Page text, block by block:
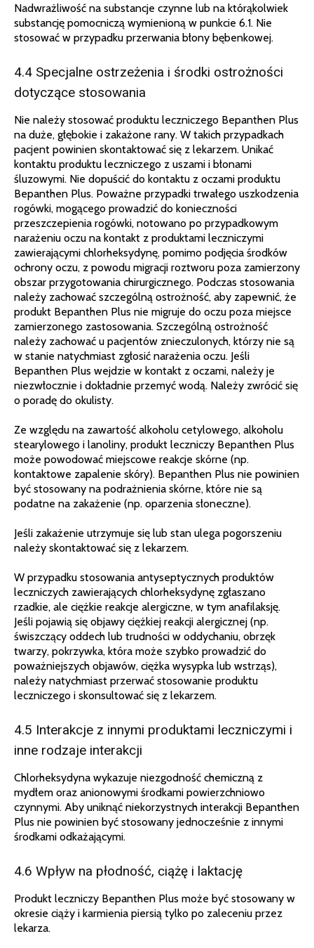
Nadwrażliwość na substancje czynne lub na którąkolwiek
substancję pomocniczą wymienioną w punkcie 6.1. Nie
stosować w przypadku przerwania błony bębenkowej.
4.4 Specjalne ostrzeżenia i środki ostrożności
dotyczące stosowania
Nie należy stosować produktu leczniczego Bepanthen Plus
na duże, głębokie i zakażone rany. W takich przypadkach
pacjent powinien skontaktować się z lekarzem. Unikać
kontaktu produktu leczniczego z uszami i błonami
śluzowymi. Nie dopuścić do kontaktu z oczami produktu
Bepanthen Plus. Poważne przypadki trwałego uszkodzenia
rogówki, mogącego prowadzić do konieczności
przeszczepienia rogówki, notowano po przypadkowym
narażeniu oczu na kontakt z produktami leczniczymi
zawierającymi chlorheksydynę, pomimo podjęcia środków
ochrony oczu, z powodu migracji roztworu poza zamierzony
obszar przygotowania chirurgicznego. Podczas stosowania
należy zachować szczególną ostrożność, aby zapewnić, że
produkt Bepanthen Plus nie migruje do oczu poza miejsce
zamierzonego zastosowania. Szczególną ostrożność
należy zachować u pacjentów znieczulonych, którzy nie są
w stanie natychmiast zgłosić narażenia oczu. Jeśli
Bepanthen Plus wejdzie w kontakt z oczami, należy je
niezwłocznie i dokładnie przemyć wodą. Należy zwrócić się
o poradę do okulisty.
Ze względu na zawartość alkoholu cetylowego, alkoholu
stearylowego i lanoliny, produkt leczniczy Bepanthen Plus
może powodować miejscowe reakcje skórne (np.
kontaktowe zapalenie skóry). Bepanthen Plus nie powinien
być stosowany na podrażnienia skórne, które nie są
podatne na zakażenie (np. oparzenia słoneczne).
Jeśli zakażenie utrzymuje się lub stan ulega pogorszeniu
należy skontaktować się z lekarzem.
W przypadku stosowania antyseptycznych produktów
leczniczych zawierających chlorheksydynę zgłaszano
rzadkie, ale ciężkie reakcje alergiczne, w tym anafilaksję.
Jeśli pojawią się objawy ciężkiej reakcji alergicznej (np.
świszczący oddech lub trudności w oddychaniu, obrzęk
twarzy, pokrzywka, która może szybko prowadzić do
poważniejszych objawów, ciężka wysypka lub wstrząs),
należy natychmiast przerwać stosowanie produktu
leczniczego i skonsultować się z lekarzem.
4.5 Interakcje z innymi produktami leczniczymi i
inne rodzaje interakcji
Chlorheksydyna wykazuje niezgodność chemiczną z
mydłem oraz anionowymi środkami powierzchniowo
czynnymi. Aby uniknąć niekorzystnych interakcji Bepanthen
Plus nie powinien być stosowany jednocześnie z innymi
środkami odkażającymi.
4.6 Wpływ na płodność, ciążę i laktację
Produkt leczniczy Bepanthen Plus może być stosowany w
okresie ciąży i karmienia piersią tylko po zaleceniu przez
lekarza.